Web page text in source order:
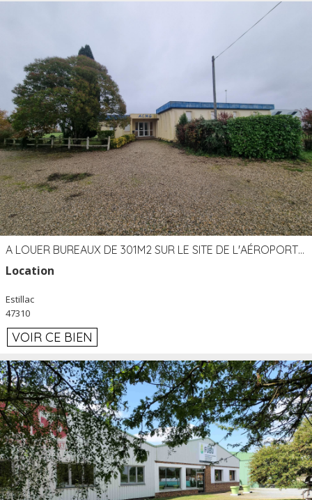
A LOUER BUREAUX DE 301M2 SUR LE SITE DE L'AÉROPORT AGEN LA GARENNE
Location
Estillac
47310
VOIR CE BIEN